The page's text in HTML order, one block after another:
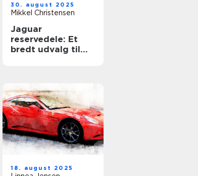
30. august 2025
Mikkel Christensen
Jaguar
reservedele: Et
bredt udvalg til
18. august 2025